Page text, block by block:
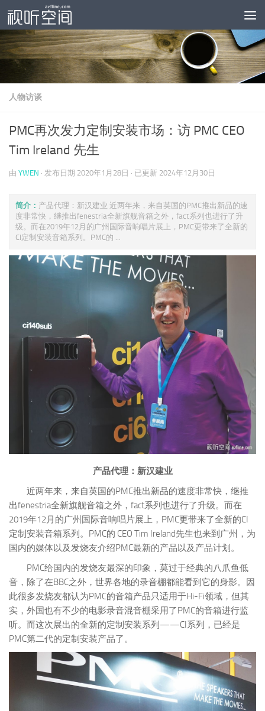
跳至内容
人物访谈
PMC再次发力定制安装市场：访 PMC CEO
Tim Ireland 先生
由 YWEN · 发布日期 2020年1月28日 · 已更新 2024年12月30日
简介： 产品代理：新汉建业 近两年来，来自英国的PMC推出新品的速
度非常快，继推出fenestria全新旗舰音箱之外，fact系列也进行了升
级。而在2019年12月的广州国际音响唱片展上，PMC更带来了全新的
CI定制安装音箱系列。PMC的 ...
产品代理：新汉建业
近两年来，来自英国的PMC推出新品的速度非常快，继推
出fenestria全新旗舰音箱之外，fact系列也进行了升级。而在
2019年12月的广州国际音响唱片展上，PMC更带来了全新的CI
定制安装音箱系列。PMC的 CEO Tim Ireland先生也来到广州，为
国内的媒体以及发烧友介绍PMC最新的产品以及产品计划。
PMC给国内的发烧友最深的印象，莫过于经典的八爪鱼低
音，除了在BBC之外，世界各地的录音棚都能看到它的身影。因
此很多发烧友都认为PMC的音箱产品只适用于Hi-Fi领域，但其
实，外国也有不少的电影录音混音棚采用了PMC的音箱进行监
听。而这次展出的全新的定制安装系列——CI系列，已经是
PMC第二代的定制安装产品了。